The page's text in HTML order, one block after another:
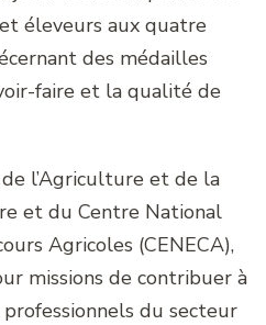
éleveurs aux quatre
des médailles
faire et la qualité de
l’Agriculture et de la
et du Centre National
Agricoles (CENECA),
missions de contribuer à
du secteur